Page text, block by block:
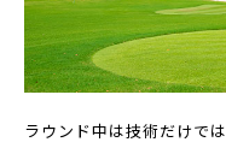
ラウンド中は技術だけで